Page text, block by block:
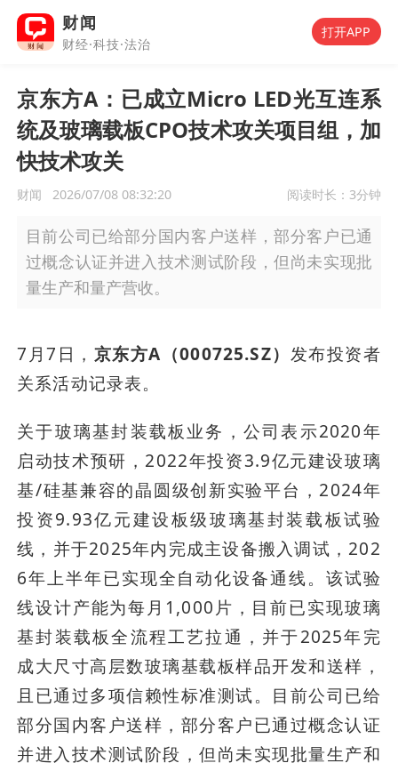
财闻
财经·科技·法治
打开APP
京东方A：已成立Micro LED光互连系
统及玻璃载板CPO技术攻关项目组，加
快技术攻关
财闻 2026/07/08 08:32:20 阅读时长： 3分钟
目前公司已给部分国内客户送样，部分客户已通
过概念认证并进入技术测试阶段，但尚未实现批
量生产和量产营收。
7月7日， 京东方A（000725.SZ） 发布投资者
关系活动记录表。
关于玻璃基封装载板业务，公司表示2020年
启动技术预研，2022年投资3.9亿元建设玻璃
基/硅基兼容的晶圆级创新实验平台，2024年
投资9.93亿元建设板级玻璃基封装载板试验
线，并于2025年内完成主设备搬入调试，202
6年上半年已实现全自动化设备通线。该试验
线设计产能为每月1,000片，目前已实现玻璃
基封装载板全流程工艺拉通，并于2025年完
成大尺寸高层数玻璃基载板样品开发和送样，
且已通过多项信赖性标准测试。目前公司已给
部分国内客户送样，部分客户已通过概念认证
并进入技术测试阶段，但尚未实现批量生产和